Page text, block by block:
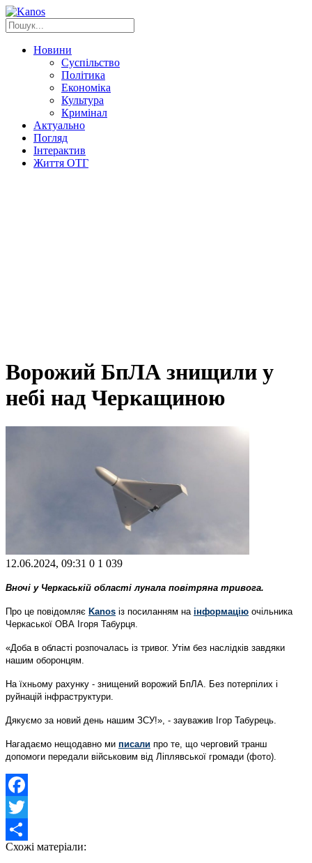
Новини
Суспільство
Політика
Економіка
Культура
Кримінал
Актуально
Погляд
Інтерактив
Життя ОТГ
Ворожий БпЛА знищили у
небі над Черкащиною
12.06.2024, 09:31 0 1 039
Вночі у Черкаській області лунала повітряна тривога.
Про це повідомляє Kanos із посиланням на інформацію очільника
Черкаської ОВА Ігоря Табурця.
«Доба в області розпочалась із тривог. Утім без наслідків завдяки
нашим оборонцям.
На їхньому рахунку - знищений ворожий БпЛА. Без потерпілих і
руйнацій інфраструктури.
Дякуємо за новий день нашим ЗСУ!», - зауважив Ігор Табурець.
Нагадаємо нещодавно ми писали про те, що черговий транш
допомоги передали військовим від Ліплявської громади (фото).
Facebook
Twitter
Share
Схожі матеріали: